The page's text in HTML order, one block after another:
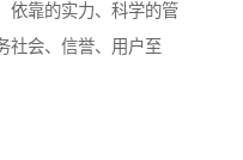
依靠的实力、科学的管
社会、信誉、用户至